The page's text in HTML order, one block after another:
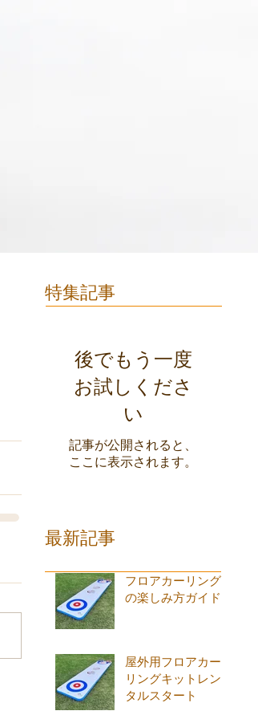
特集記事
後でもう一度
お試しくださ
い
記事が公開されると、
ここに表示されます。
最新記事
フロアカーリング
の楽しみ方ガイド
屋外用フロアカー
リングキットレン
タルスタート